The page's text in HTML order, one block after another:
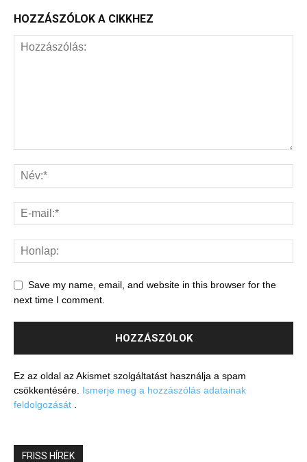
HOZZÁSZÓLOK A CIKKHEZ
Save my name, email, and website in this browser for the
next time I comment.
Ez az oldal az Akismet szolgáltatást használja a spam
csökkentésére. Ismerje meg a hozzászólás adatainak
feldolgozását
FRISS HÍREK